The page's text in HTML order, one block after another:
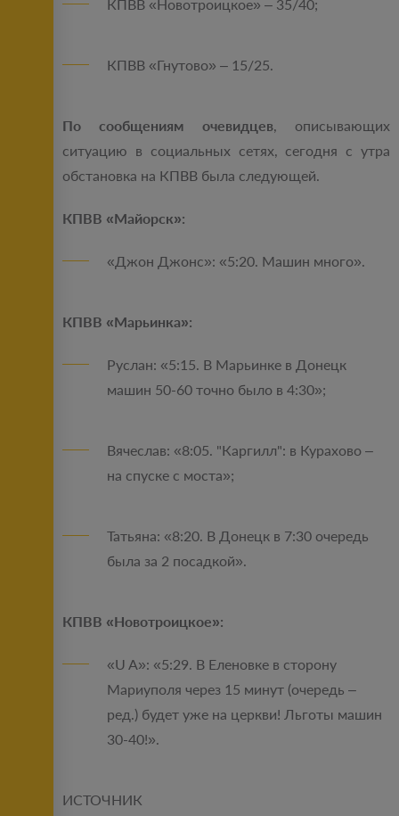
КПВВ «Новотроицкое» – 35/40;
КПВВ «Гнутово» – 15/25.
По сообщениям очевидцев, описывающих
ситуацию в социальных сетях, сегодня с утра
обстановка на КПВВ была следующей.
КПВВ «Майорск»:
«Джон Джонс»: «5:20. Машин много».
КПВВ «Марьинка»:
Руслан: «5:15. В Марьинке в Донецк
машин 50-60 точно было в 4:30»;
Вячеслав: «8:05. "Каргилл": в Курахово –
на спуске с моста»;
Татьяна: «8:20. В Донецк в 7:30 очередь
была за 2 посадкой».
КПВВ «Новотроицкое»:
«U A»: «5:29. В Еленовке в сторону
Мариуполя через 15 минут (очередь –
ред.) будет уже на церкви! Льготы машин
30-40!».
ИСТОЧНИК